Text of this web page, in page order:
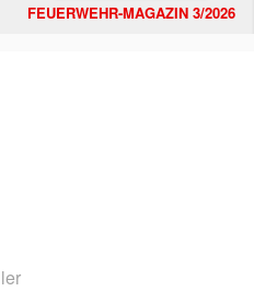
FEUERWEHR-MAGAZIN 3/2026